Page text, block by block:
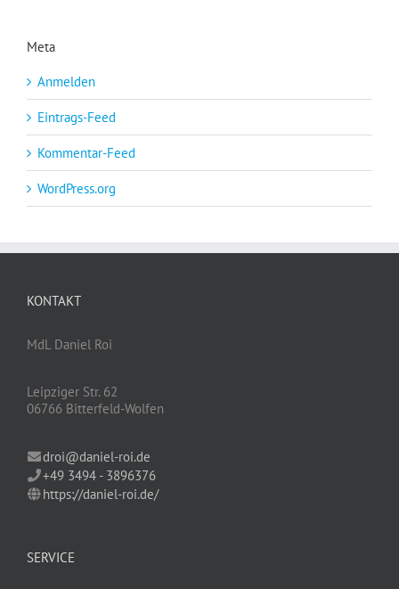
Meta
Anmelden
Eintrags-Feed
Kommentar-Feed
WordPress.org
KONTAKT
MdL Daniel Roi
Leipziger Str. 62
06766 Bitterfeld-Wolfen
droi@daniel-roi.de
+49 3494 - 3896376
https://daniel-roi.de/
SERVICE